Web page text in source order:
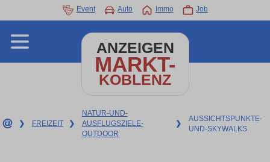
Event Auto Immo Job
ANZEIGEN
MARKT-
KOBLENZ
❯ FREIZEIT ❯
NATUR-UND-
AUSFLUGSZIELE-
OUTDOOR
❯
AUSSICHTSPUNKTE-
UND-SKYWALKS